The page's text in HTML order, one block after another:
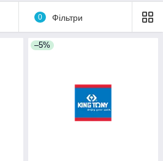
0 Фільтри
–5%